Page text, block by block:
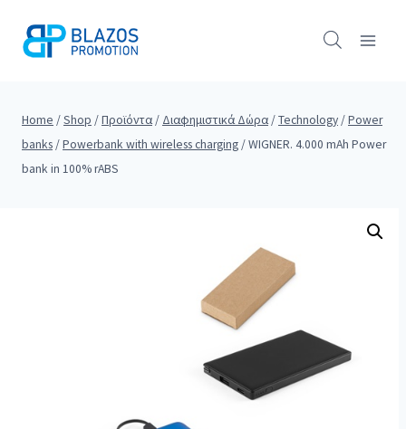
Home /Shop /Προϊόντα / Διαφημιστικά Δώρα /Technology /Power
banks /Powerbank with wireless charging /WIGNER. 4.000 mAh Power
bank in 100% rABS